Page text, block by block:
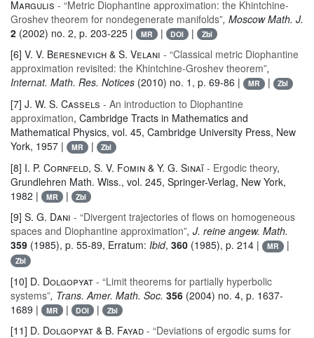
Margulis - “Metric Diophantine approximation: the Khintchine-
Groshev theorem for nondegenerate manifolds”, Moscow Math. J.
2 (2002) no. 2, p. 203-225 | MR | DOI | Zbl
[6] V. V. Beresnevich & S. Velani - “Classical metric Diophantine
approximation revisited: the Khintchine-Groshev theorem”,
Internat. Math. Res. Notices (2010) no. 1, p. 69-86 | MR | Zbl
[7] J. W. S. Cassels - An introduction to Diophantine
approximation, Cambridge Tracts in Mathematics and
Mathematical Physics, vol. 45, Cambridge University Press, New
York, 1957 |
MR | Zbl
[8] I. P. Cornfeld, S. V. Fomin & Y. G. Sinaĭ - Ergodic theory,
Grundlehren Math. Wiss., vol. 245, Springer-Verlag, New York,
1982 |
MR | Zbl
[9] S. G. Dani - “Divergent trajectories of flows on homogeneous
spaces and Diophantine approximation”, J. reine angew. Math.
359 (1985), p. 55-89, Erratum: Ibid, 360 (1985), p. 214 | MR |
Zbl
[10] D. Dolgopyat - “Limit theorems for partially hyperbolic
systems”, Trans. Amer. Math. Soc. 356 (2004) no. 4, p. 1637-
1689 |
MR | DOI | Zbl
[11] D. Dolgopyat & B. Fayad - “Deviations of ergodic sums for